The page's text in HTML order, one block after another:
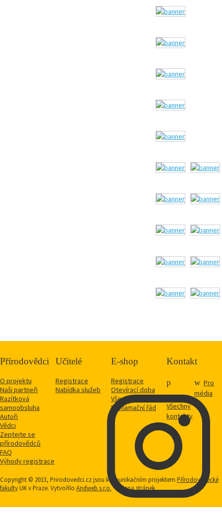
Přírodovědci
O projektu
Naši partneři
Razítková
samoobsluha
Autoři
Vědci
Zeptejte se
přírodovědců
FAQ
Výhody registrace
Učitelé
Registrace
Nabídka služeb
E-shop
Registrace
Otevírací doba
Vše o nákupu
Reklamační řád
Kontakt
Všechny
kontakty
Pro
média
Copyright © 2013, Prirodovedci.cz jsou komunikačním projektem Přírodovědecké
fakultyUK v Praze. Vytvořilo Andweb s.r.o. Mapa stránek